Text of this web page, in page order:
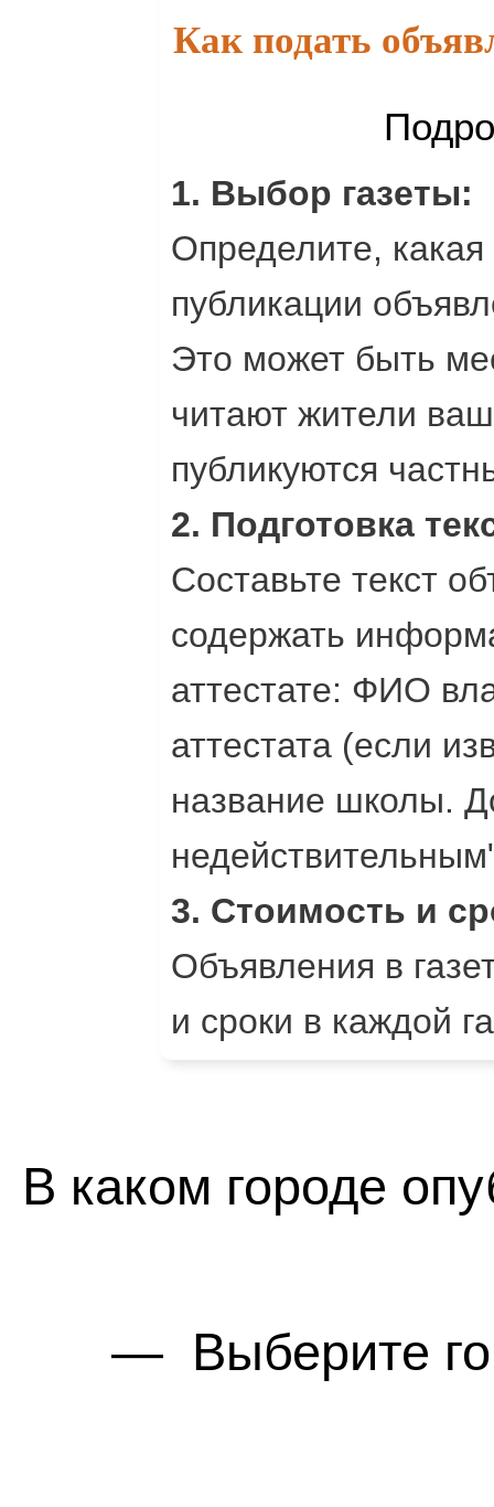
Как подать
1. Выбор газеты:
Определите, какая
публикации
Это может быть
читают жители
публикуются
2. Подготовка
Составьте текст
содержать
аттестате: ФИО
аттестата (если
название школы.
3. Стоимость и
Объявления в
и сроки в каждой
В каком городе
— Выберите